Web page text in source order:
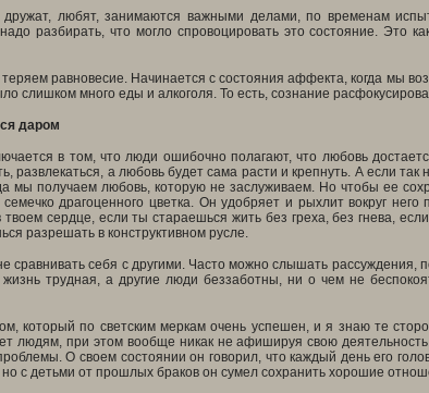
любят, занимаются важными делами, по временам
разбирать, что могло спровоцировать это состояние. Это
равновесие. Начинается с состояния аффекта, когда мы
слишком много еды и алкоголя. То есть, сознание
даром
в том, что люди ошибочно полагают, что любовь
развлекаться, а любовь будет сама расти и крепнуть. А если
мы получаем любовь, которую не заслуживаем. Но чтобы ее
драгоценного цветка. Он удобряет и рыхлит вокруг
твоем сердце, если ты стараешься жить без греха, без гнева,
разрешать в конструктивном русле.
сравнивать себя с другими. Часто можно слышать
трудная, а другие люди беззаботны, ни о чем не
который по светским меркам очень успешен, и я знаю те
людям, при этом вообще никак не афишируя свою
О своем состоянии он говорил, что каждый день его
с детьми от прошлых браков он сумел сохранить хорошие